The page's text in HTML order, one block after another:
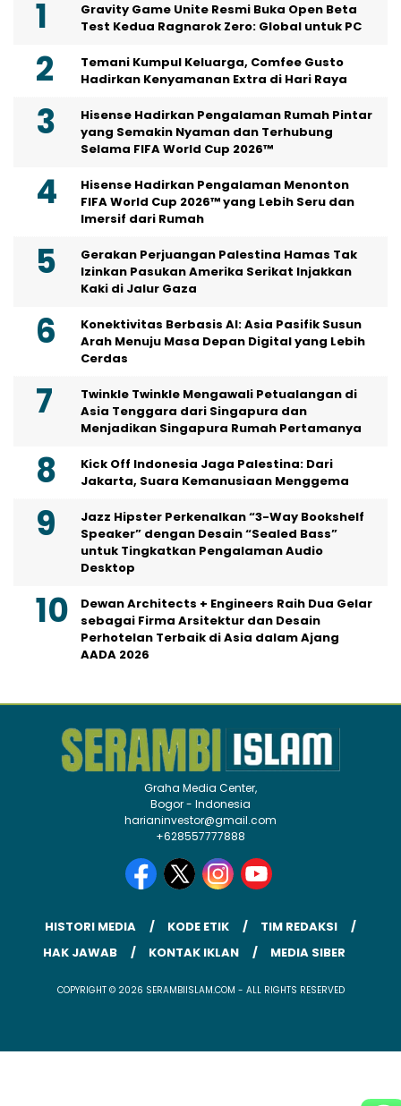
Gravity Game Unite Resmi Buka Open Beta
Test Kedua Ragnarok Zero: Global untuk PC
Temani Kumpul Keluarga, Comfee Gusto
Hadirkan Kenyamanan Extra di Hari Raya
Hisense Hadirkan Pengalaman Rumah Pintar
yang Semakin Nyaman dan Terhubung
Selama FIFA World Cup 2026™
Hisense Hadirkan Pengalaman Menonton
FIFA World Cup 2026™ yang Lebih Seru dan
Imersif dari Rumah
Gerakan Perjuangan Palestina Hamas Tak
Izinkan Pasukan Amerika Serikat Injakkan
Kaki di Jalur Gaza
Konektivitas Berbasis AI: Asia Pasifik Susun
Arah Menuju Masa Depan Digital yang Lebih
Cerdas
Twinkle Twinkle Mengawali Petualangan di
Asia Tenggara dari Singapura dan
Menjadikan Singapura Rumah Pertamanya
Kick Off Indonesia Jaga Palestina: Dari
Jakarta, Suara Kemanusiaan Menggema
Jazz Hipster Perkenalkan “3-Way Bookshelf
Speaker” dengan Desain “Sealed Bass”
untuk Tingkatkan Pengalaman Audio
Desktop
Dewan Architects + Engineers Raih Dua Gelar
sebagai Firma Arsitektur dan Desain
Perhotelan Terbaik di Asia dalam Ajang
AADA 2026
Graha Media Center,
Bogor - Indonesia
harianinvestor@gmail.com
+628557777888
HISTORI MEDIA KODE ETIK
TIM REDAKSI
HAK JAWAB
KONTAK IKLAN MEDIA SIBER
COPYRIGHT © 2026 SERAMBIISLAM.COM - ALL RIGHTS RESERVED